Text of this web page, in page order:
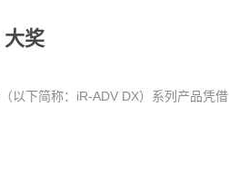
奖
以下简称：iR-ADV DX）系列产品凭借